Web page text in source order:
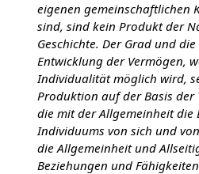
eigenen gemeinschaftlichen
sind, sind kein Produkt der
Geschichte. Der Grad und
Entwicklung der Vermögen,
Individualität möglich wird,
Produktion auf der Basis der
die mit der Allgemeinheit die
Individuums von sich und
die Allgemeinheit und
Beziehungen und